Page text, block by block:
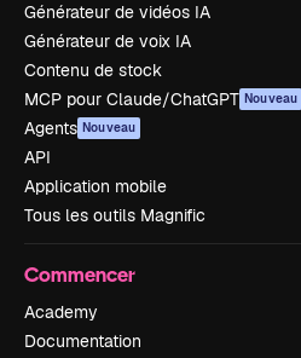
Générateur de vidéos IA
Générateur de voix IA
Contenu de stock
MCP pour Claude/ChatGPT Nouveau
Agents Nouveau
API
Application mobile
Tous les outils Magnific
Commencer
Academy
Documentation